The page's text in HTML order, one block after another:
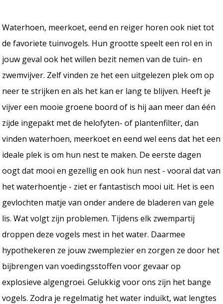
Waterhoen, meerkoet, eend en reiger horen ook niet tot
de favoriete tuinvogels. Hun grootte speelt een rol en in
jouw geval ook het willen bezit nemen van de tuin- en
zwemvijver. Zelf vinden ze het een uitgelezen plek om op
neer te strijken en als het kan er lang te blijven. Heeft je
vijver een mooie groene boord of is hij aan meer dan één
zijde ingepakt met de helofyten- of plantenfilter, dan
vinden waterhoen, meerkoet en eend wel eens dat het een
ideale plek is om hun nest te maken. De eerste dagen
oogt dat mooi en gezellig en ook hun nest - vooral dat van
het waterhoentje - ziet er fantastisch mooi uit. Het is een
gevlochten matje van onder andere de bladeren van gele
lis. Wat volgt zijn problemen. Tijdens elk zwempartij
droppen deze vogels mest in het water. Daarmee
hypothekeren ze jouw zwemplezier en zorgen ze door het
bijbrengen van voedingsstoffen voor gevaar op
explosieve algengroei. Gelukkig voor ons zijn het bange
vogels. Zodra je regelmatig het water induikt, wat lengtes